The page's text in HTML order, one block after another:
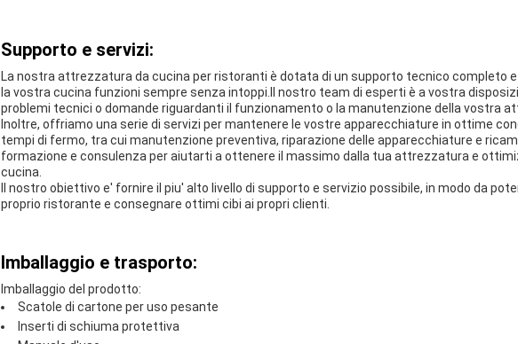
Supporto e servizi:
La nostra attrezzatura da cucina per ristoranti è dotata di un supporto tecnico completo
la vostra cucina funzioni sempre senza intoppi.Il nostro team di esperti è a vostra
problemi tecnici o domande riguardanti il funzionamento o la manutenzione della vostra
Inoltre, offriamo una serie di servizi per mantenere le vostre apparecchiature in ottime
tempi di fermo, tra cui manutenzione preventiva, riparazione delle apparecchiature e
formazione e consulenza per aiutarti a ottenere il massimo dalla tua attrezzatura e
cucina.
Il nostro obiettivo e' fornire il piu' alto livello di supporto e servizio possibile, in modo da
proprio ristorante e consegnare ottimi cibi ai propri clienti.
Imballaggio e trasporto:
Imballaggio del prodotto:
Scatole di cartone per uso pesante
Inserti di schiuma protettiva